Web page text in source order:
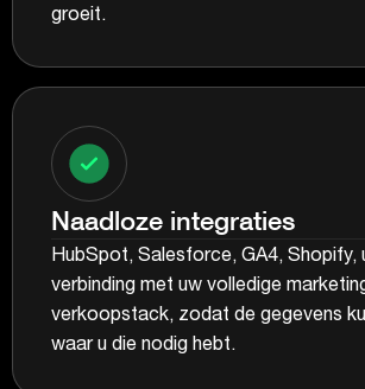
groeit.
Naadloze integraties
HubSpot, Salesforce, GA4, Shopify,
verbinding met uw volledige
verkoopstack, zodat de gegevens
waar u die nodig hebt.